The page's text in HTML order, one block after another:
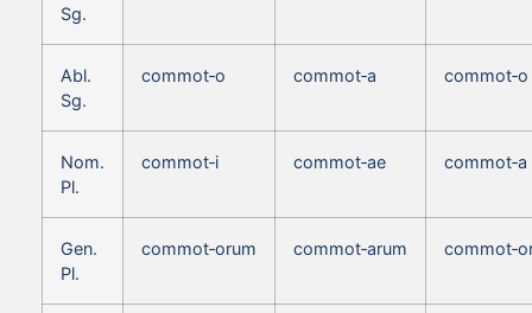
Sg.
Abl.
Sg.
commot‑o commot‑a commot‑o
Nom.
Pl.
commot‑i commot‑ae commot‑a
Gen.
Pl.
commot‑orum commot‑arum